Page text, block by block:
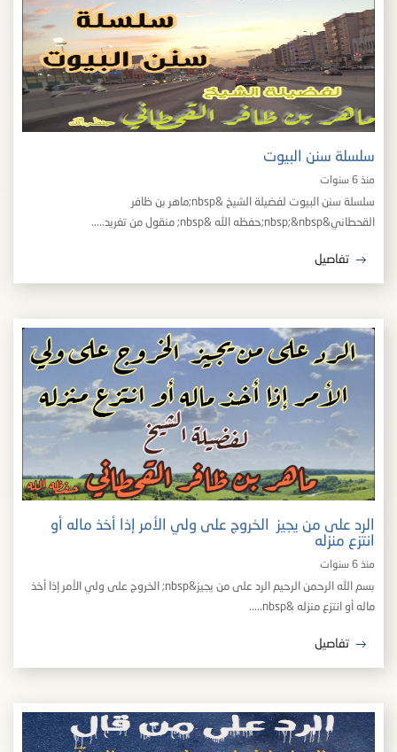
سلسلة سنن البيوت
منذ 6 سنوات
سلسلة سنن البيوت لفضيلة الشيخ &nbsp;ماهر بن ظافر
القحطاني&nbsp;&nbsp;حفظه الله &nbsp; منقول من تغريد.....
تفاصيل
الرد على من يجيز الخروج على ولي الأمر إذا أخذ ماله أو
انتزع منزله
منذ 6 سنوات
بسم الله الرحمن الرحيم الرد على من يجيز&nbsp; الخروج على ولي الأمر إذا أخذ
ماله أو انتزع منزله &nbsp.....
تفاصيل